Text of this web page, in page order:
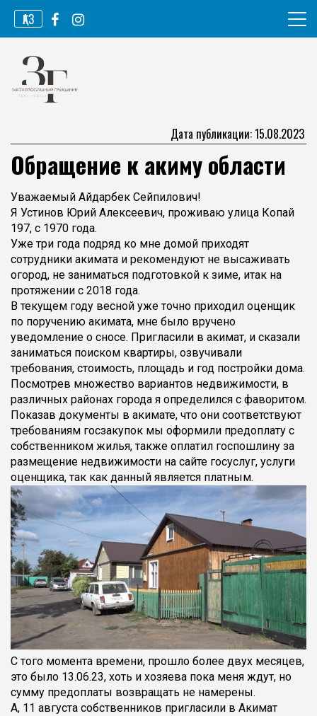
Перейти
содержимому
ҚАЗ
Законопослушный гражданин
Дата публикации: 15.08.2023
Обращение к акиму области
Уважаемый Айдарбек Сейпилович!
Я Устинов Юрий Алексеевич, проживаю улица Копай
197, с 1970 года.
Уже три года подряд ко мне домой приходят
сотрудники акимата и рекомендуют не высаживать
огород, не заниматься подготовкой к зиме, итак на
протяжении с 2018 года.
В текущем году весной уже точно приходил оценщик
по поручению акимата, мне было вручено
уведомление о сносе. Пригласили в акимат, и сказали
заниматься поиском квартиры, озвучивали
требования, стоимость, площадь и год постройки дома.
Посмотрев множество вариантов недвижимости, в
различных районах города я определился с фаворитом.
Показав документы в акимате, что они соответствуют
требованиям госзакупок мы оформили предоплату с
собственником жилья, также оплатил госпошлину за
размещение недвижимости на сайте госуслуг, услуги
оценщика, так как данный является платным.
С того момента времени, прошло более двух месяцев,
это было 13.06.23, хоть и хозяева пока меня ждут, но
сумму предоплаты возвращать не намерены.
А, 11 августа собственников пригласили в Акимат